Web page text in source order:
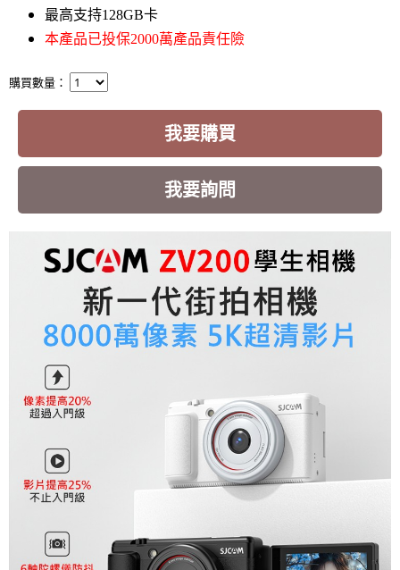
最高支持128GB卡
本產品已投保2000萬產品責任險
購買數量：
我要購買
我要詢問